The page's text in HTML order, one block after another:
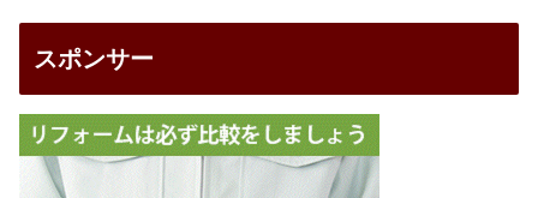
スポンサー